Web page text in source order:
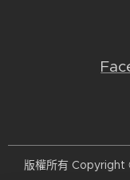
版權所有 Copyright